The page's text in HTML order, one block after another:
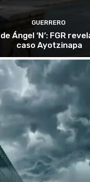
GUERRERO
Ángel ‘N’: FGR
caso Ayotzinapa